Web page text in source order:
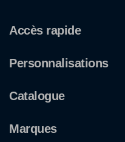
Accès rapide
Personnalisations
Catalogue
Marques